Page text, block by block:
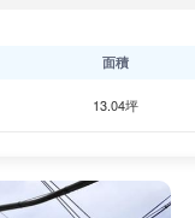
面積
13.04坪